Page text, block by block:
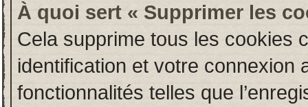
À quoi sert « Supprimer les
Cela supprime tous les cookies
identification et votre connexion
fonctionnalités telles que